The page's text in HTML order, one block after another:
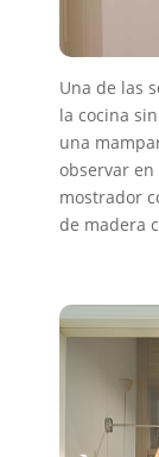
Una de las
la cocina
una
observar
mostrador
de madera